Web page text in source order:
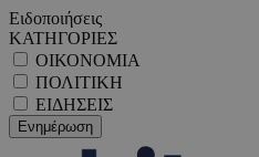
Ειδοποιήσεις
ΚΑΤΗΓΟΡΙΕΣ
ΟΙΚΟΝΟΜΙΑ
ΠΟΛΙΤΙΚΗ
ΕΙΔΗΣΕΙΣ